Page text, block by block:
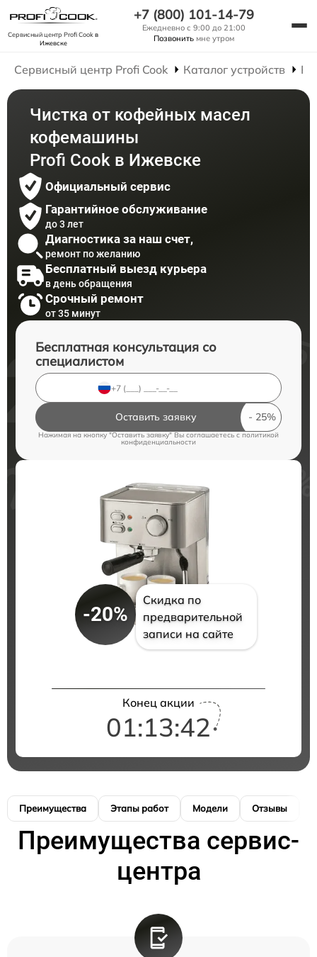
Сервисный центр Profi Cookв
Ижевске
+7 (800) 101-14-79
Ежедневно с 9:00 до 21:00
Позвонить мне утром
Сервисный центр Profi Cook Каталог устройств
Чистка от кофейных масел
кофемашины
Profi Cook в Ижевске
Официальный сервис
Гарантийное обслуживание
до 3 лет
Диагностика за наш счет,
ремонт по желанию
Бесплатный выезд курьера
в день обращения
Срочный ремонт
от 35 минут
Бесплатная консультация со
специалистом
Оставить заявку
Нажимая на кнопку "Оставить заявку" Вы соглашаетесь c политикой
конфиденциальности
-20%
Скидка по
предварительной
записи на сайте
Конец акции
01:13:41
Преимущества Этапы работ Модели Отзывы
Преимущества сервис-
центра